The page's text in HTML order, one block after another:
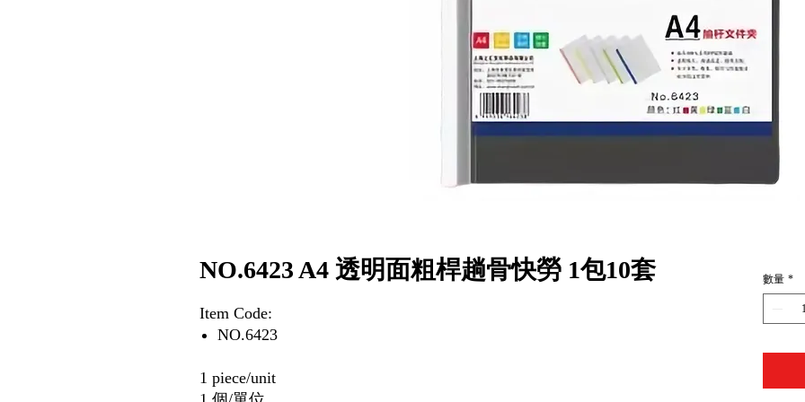
NO.6423 A4 透明面粗桿趟骨快勞 1包10套
Item Code:
NO.6423
1 piece/unit
數量 *